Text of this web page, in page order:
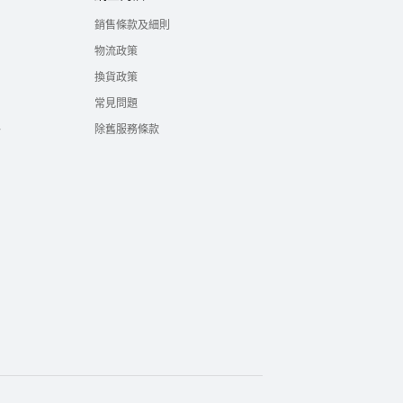
銷售條款及細則
物流政策
換貨政策
常見問題
除舊服務條款